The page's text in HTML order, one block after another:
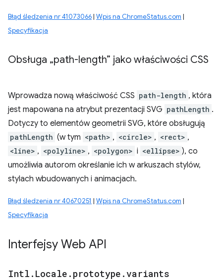
Błąd śledzenia nr 41073066| Wpis na ChromeStatus.com |
Specyfikacja
Obsługa „path-length” jako właściwości CSS
Wprowadza nową właściwość CSS path-length , która
jest mapowana na atrybut prezentacji SVG pathLength .
Dotyczy to elementów geometrii SVG, które obsługują
pathLength (w tym <path> , <circle> , <rect> ,
<line> , <polyline> , <polygon> i <ellipse> ), co
umożliwia autorom określanie ich w arkuszach stylów,
stylach wbudowanych i animacjach.
Błąd śledzenia nr 40670251 | Wpis na ChromeStatus.com |
Specyfikacja
Interfejsy Web API
Intl . Locale . prototype . variants